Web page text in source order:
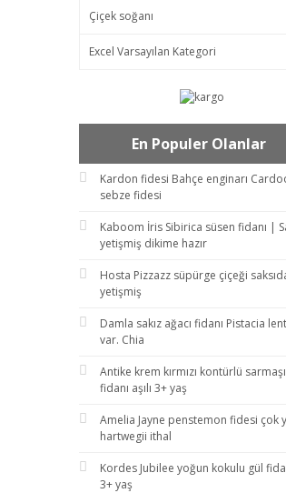
Çiçek soğanı
Excel Varsayılan Kategori
En Populer Olanlar
Kardon fidesi Bahçe enginarı
sebze fidesi
Kaboom İris Sibirica süsen fidanı |
yetişmiş dikime hazır
Hosta Pizzazz süpürge çiçeği
yetişmiş
Damla sakız ağacı fidanı Pistacia
var. Chia
Antike krem kırmızı kontürlü
fidanı aşılı 3+ yaş
Amelia Jayne penstemon fidesi çok
hartwegii ithal
Kordes Jubilee yoğun kokulu gül
3+ yaş